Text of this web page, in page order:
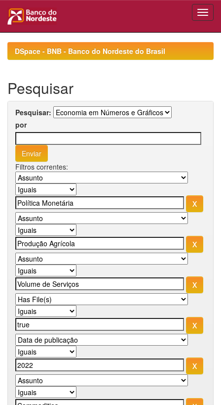
navigationDSpace - BNB - Banco do Nordeste do Brasil
Pesquisar
Pesquisar:
por
Filtros correntes: